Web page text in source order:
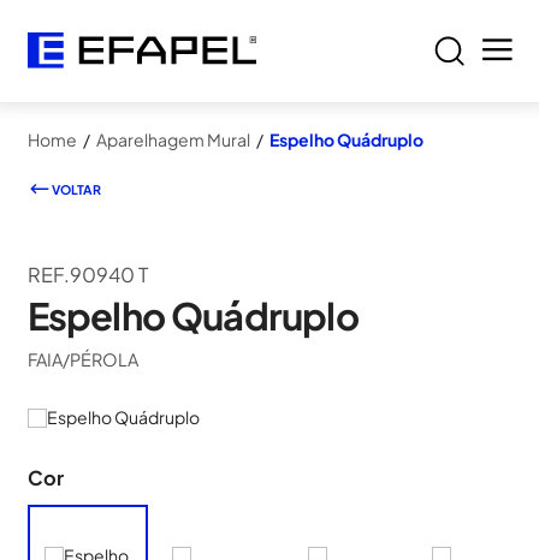
Home / Aparelhagem Mural / Espelho Quádruplo
VOLTAR
REF.90940 T
Espelho Quádruplo
FAIA/PÉROLA
Cor